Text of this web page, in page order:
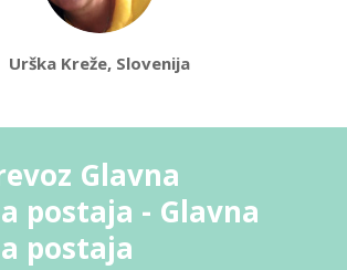
Urška Kreže, Slovenija
Glavna
postaja - Glavna
postaja